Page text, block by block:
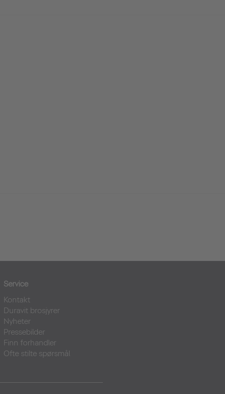
Service
Kontakt
Duravit brosjyrer
Nyheter
Pressebilder
Finn forhandler
Ofte stilte spørsmål